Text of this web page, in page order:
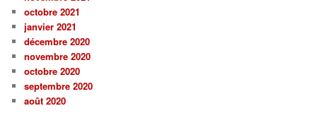
octobre 2021
janvier 2021
décembre 2020
novembre 2020
octobre 2020
septembre 2020
août 2020